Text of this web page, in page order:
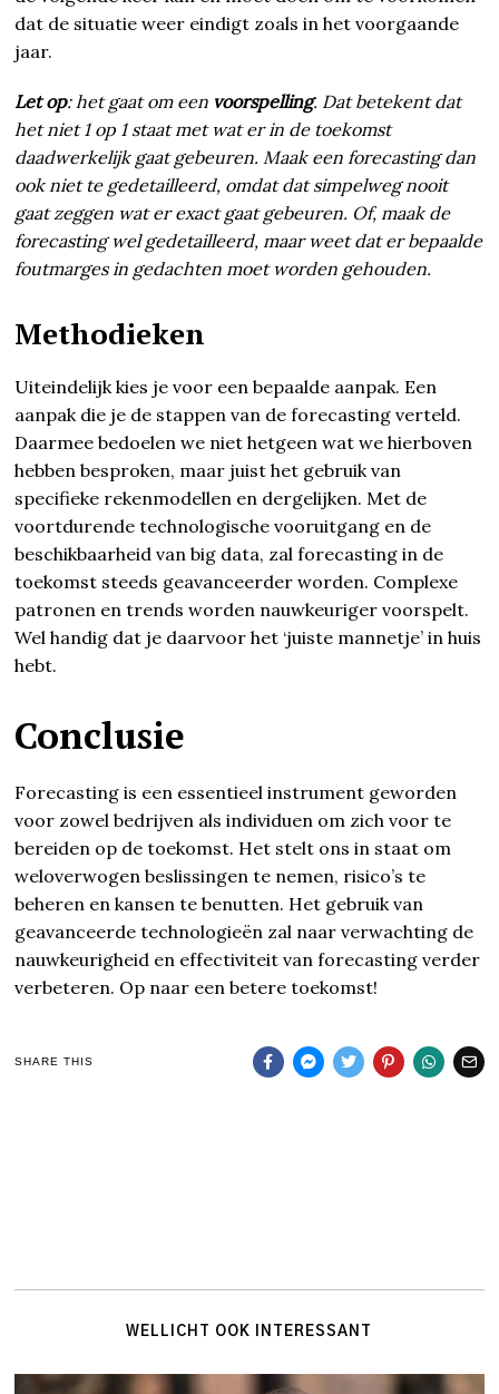
dat de situatie weer eindigt zoals in het voorgaande
jaar.
Let op: het gaat om een voorspelling. Dat betekent dat
het niet 1 op 1 staat met wat er in de toekomst
daadwerkelijk gaat gebeuren. Maak een forecasting dan
ook niet te gedetailleerd, omdat dat simpelweg nooit
gaat zeggen wat er exact gaat gebeuren. Of, maak de
forecasting wel gedetailleerd, maar weet dat er bepaalde
foutmarges in gedachten moet worden gehouden.
Methodieken
Uiteindelijk kies je voor een bepaalde aanpak. Een
aanpak die je de stappen van de forecasting verteld.
Daarmee bedoelen we niet hetgeen wat we hierboven
hebben besproken, maar juist het gebruik van
specifieke rekenmodellen en dergelijken. Met de
voortdurende technologische vooruitgang en de
beschikbaarheid van big data, zal forecasting in de
toekomst steeds geavanceerder worden. Complexe
patronen en trends worden nauwkeuriger voorspelt.
Wel handig dat je daarvoor het ‘juiste mannetje’ in huis
hebt.
Conclusie
Forecasting is een essentieel instrument geworden
voor zowel bedrijven als individuen om zich voor te
bereiden op de toekomst. Het stelt ons in staat om
weloverwogen beslissingen te nemen, risico’s te
beheren en kansen te benutten. Het gebruik van
geavanceerde technologieën zal naar verwachting de
nauwkeurigheid en effectiviteit van forecasting verder
verbeteren. Op naar een betere toekomst!
SHARE THIS
WELLICHT OOK INTERESSANT